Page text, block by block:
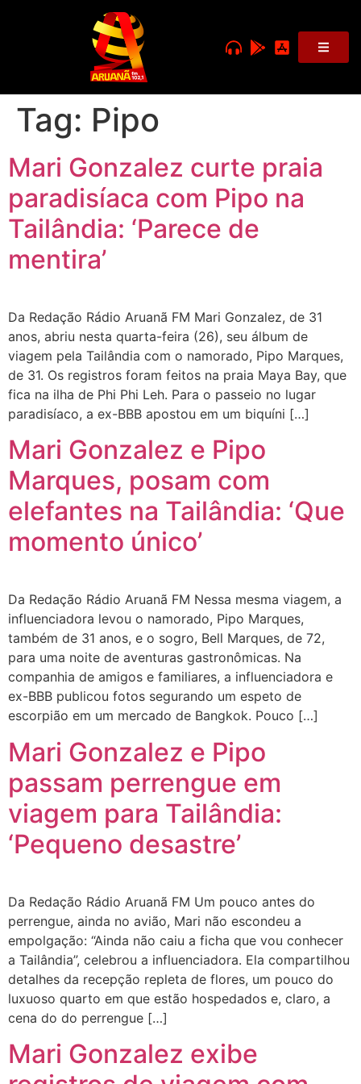
Tag: Pipo
Mari Gonzalez curte praia
paradisíaca com Pipo na
Tailândia: ‘Parece de
mentira’
Da Redação Rádio Aruanã FM Mari Gonzalez, de 31
anos, abriu nesta quarta-feira (26), seu álbum de
viagem pela Tailândia com o namorado, Pipo Marques,
de 31. Os registros foram feitos na praia Maya Bay, que
fica na ilha de Phi Phi Leh. Para o passeio no lugar
paradisíaco, a ex-BBB apostou em um biquíni […]
Mari Gonzalez e Pipo
Marques, posam com
elefantes na Tailândia: ‘Que
momento único’
Da Redação Rádio Aruanã FM Nessa mesma viagem, a
influenciadora levou o namorado, Pipo Marques,
também de 31 anos, e o sogro, Bell Marques, de 72,
para uma noite de aventuras gastronômicas. Na
companhia de amigos e familiares, a influenciadora e
ex-BBB publicou fotos segurando um espeto de
escorpião em um mercado de Bangkok. Pouco […]
Mari Gonzalez e Pipo
passam perrengue em
viagem para Tailândia:
‘Pequeno desastre’
Da Redação Rádio Aruanã FM Um pouco antes do
perrengue, ainda no avião, Mari não escondeu a
empolgação: “Ainda não caiu a ficha que vou conhecer
a Tailândia”, celebrou a influenciadora. Ela compartilhou
detalhes da recepção repleta de flores, um pouco do
luxuoso quarto em que estão hospedados e, claro, a
cena do do perrengue […]
Mari Gonzalez exibe